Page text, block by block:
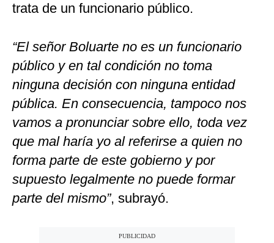
trata de un funcionario público.
“El señor Boluarte no es un funcionario
público y en tal condición no toma
ninguna decisión con ninguna entidad
pública. En consecuencia, tampoco nos
vamos a pronunciar sobre ello, toda vez
que mal haría yo al referirse a quien no
forma parte de este gobierno y por
supuesto legalmente no puede formar
parte del mismo”, subrayó.